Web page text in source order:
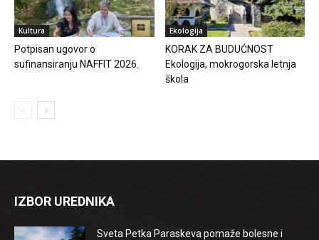
Kultura
Potpisan ugovor o
sufinansiranju NAFFIT 2026.
Ekologija
KORAK ZA BUDUĆNOST
Ekologija, mokrogorska letnja
škola
IZBOR UREDNIKA
Sveta Petka Paraskeva pomaže bolesne i